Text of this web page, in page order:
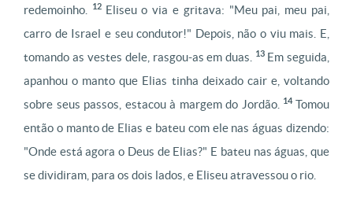
redemoinho.
12 Eliseu o via e gritava: "Meu pai, meu pai,
carro de Israel e seu condutor!" Depois, não o viu mais. E,
tomando as vestes dele, rasgou-as em duas.
13 Em seguida,
apanhou o manto que Elias tinha deixado cair e, voltando
sobre seus passos, estacou à margem do Jordão.
14 Tomou
então o manto de Elias e bateu com ele nas águas dizendo:
"Onde está agora o Deus de Elias?" E bateu nas águas, que
se dividiram, para os dois lados, e Eliseu atravessou o rio.